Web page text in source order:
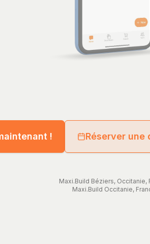
! Réserver une
Maxi.Build Béziers, Occitanie,
Maxi.Build Occitanie,